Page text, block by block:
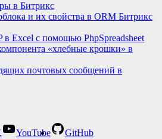
в Битрикс
и их свойства в ORM Битрикс
в Excel с помощью PhpSpreadsheet
«хлебные крошки» в
почтовых сообщений в
YouTube GitHub